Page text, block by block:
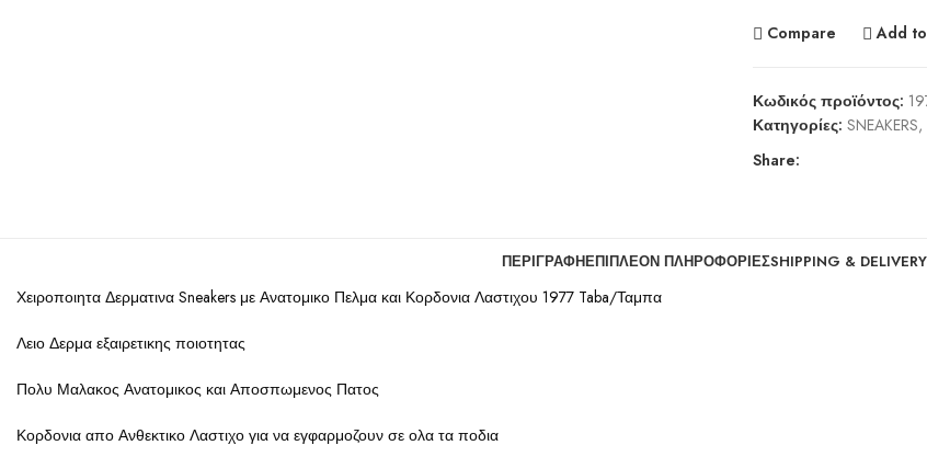
Compare Add
Κωδικός προϊόντος:
Κατηγορίες: SNEAKERS,
Share:
ΠΕΡΙΓΡΑΦΉΕΠΙΠΛΈΟΝ ΠΛΗΡΟΦΟΡΊΕΣSHIPPING & DELIVERY
Χειροποιητα Δερματινα Sneakers με Ανατομικο Πελμα και Κορδονια Λαστιχου 1977 Taba/Ταμπα
Λειο Δερμα εξαιρετικης ποιοτητας
Πολυ Μαλακος Ανατομικος και Αποσπωμενος Πατος
Κορδονια απο Ανθεκτικο Λαστιχο για να εγφαρμοζουν σε ολα τα ποδια